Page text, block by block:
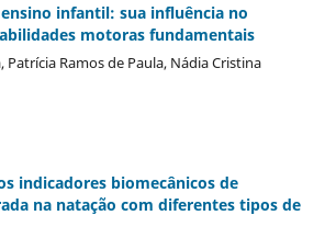
ensino infantil: sua influência no
motoras fundamentais
Patrícia Ramos de Paula, Nádia Cristina
indicadores biomecânicos de
na natação com diferentes tipos de